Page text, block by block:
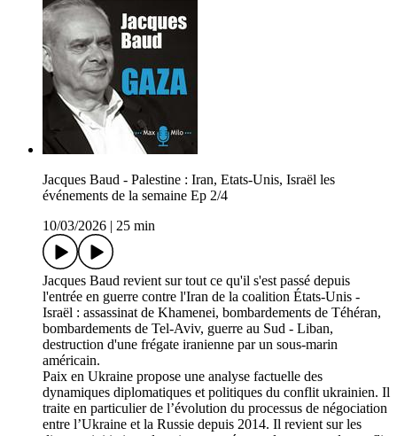
Jacques Baud - Palestine : Iran, Etats-Unis, Israël les
événements de la semaine Ep 2/4
10/03/2026
25 min
Jacques Baud revient sur tout ce qu'il s'est passé depuis
l'entrée en guerre contre l'Iran de la coalition États-Unis -
Israël : assassinat de Khamenei, bombardements de Téhéran,
bombardements de Tel-Aviv, guerre au Sud - Liban,
destruction d'une frégate iranienne par un sous-marin
américain.
Paix en Ukraine propose une analyse factuelle des
dynamiques diplomatiques et politiques du conflit ukrainien. Il
traite en particulier de l’évolution du processus de négociation
entre l’Ukraine et la Russie depuis 2014. Il revient sur les